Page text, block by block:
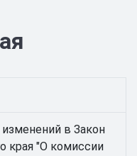
в Закон
края "О комиссии